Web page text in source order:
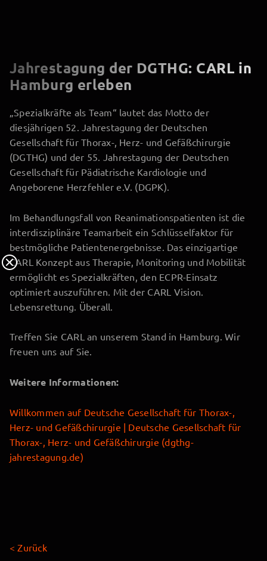
Jahrestagung der DGTHG: CARL in
Hamburg erleben
„Spezialkräfte als Team“ lautet das Motto der
diesjährigen 52. Jahrestagung der Deutschen
Gesellschaft für Thorax-, Herz- und Gefäßchirurgie
(DGTHG) und der 55. Jahrestagung der Deutschen
Gesellschaft für Pädiatrische Kardiologie und
Angeborene Herzfehler e.V. (DGPK).
Im Behandlungsfall von Reanimationspatienten ist die
interdisziplinäre Teamarbeit ein Schlüsselfaktor für
bestmögliche Patientenergebnisse. Das einzigartige
CARL Konzept aus Therapie, Monitoring und Mobilität
ermöglicht es Spezialkräften, den ECPR-Einsatz
optimiert auszuführen. Mit der CARL Vision.
Lebensrettung. Überall.
Treffen Sie CARL an unserem Stand in Hamburg. Wir
freuen uns auf Sie.
Weitere Informationen:
Willkommen auf Deutsche Gesellschaft für Thorax-,
Herz- und Gefäßchirurgie | Deutsche Gesellschaft für
Thorax-, Herz- und Gefäßchirurgie (dgthg-
jahrestagung.de)
< Zurück